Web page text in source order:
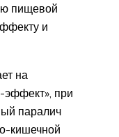
пищевой
и
на
при
паралич
кишечной